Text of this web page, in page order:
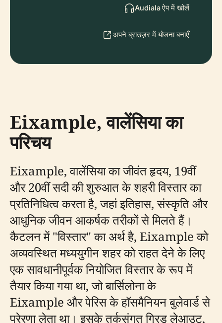
Audiala ऐप में खोलें
अपने ब्राउज़र में योजना बनाएँ
Eixample, वालेंसिया का
परिचय
Eixample, वालेंसिया का जीवंत हृदय, 19वीं
और 20वीं सदी की शुरुआत के शहरी विस्तार का
प्रतिनिधित्व करता है, जहां इतिहास, संस्कृति और
आधुनिक जीवन आकर्षक तरीकों से मिलते हैं।
कैटलन में "विस्तार" का अर्थ है, Eixample को
अव्यवस्थित मध्ययुगीन शहर को राहत देने के लिए
एक सावधानीपूर्वक नियोजित विस्तार के रूप में
तैयार किया गया था, जो बार्सिलोना के
Eixample और पेरिस के हॉसमैनियन बुलेवार्ड से
प्रेरणा लेता था। इसके तर्कसंगत ग्रिड लेआउट,